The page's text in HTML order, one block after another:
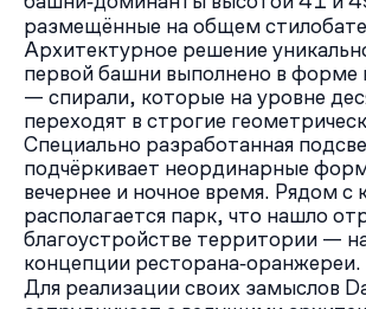
размещённые на общем
Архитектурное решение
первой башни выполнено в форме
— спирали, которые на уровне
переходят в строгие
Специально разработанная
подчёркивает неординарные
вечернее и ночное время. Рядом с
располагается парк, что нашло
благоустройстве территории —
концепции ресторана‑оранжереи.
Для реализации своих замыслов